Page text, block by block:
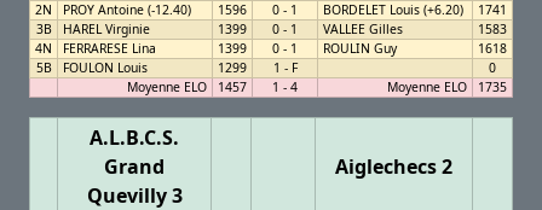
2N
PROY Antoine (-12.40) 1596 0 - 1 BORDELET Louis (+6.20)
1741
3B
HAREL Virginie 1399 0 - 1 VALLEE Gilles
1583
4N
FERRARESE Lina 1399 0 - 1 ROULIN Guy
1618
5B
FOULON Louis 1299 1 - F
0
Moyenne ELO
1457 1 - 4 Moyenne ELO 1735
A.L.B.C.S.
Grand
Quevilly 3
Aiglechecs 2